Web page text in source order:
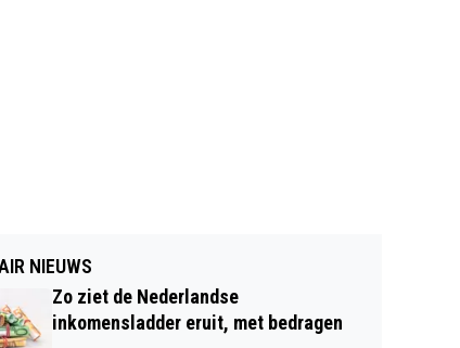
NIEUWS
Zo ziet de Nederlandse
inkomensladder eruit, met bedragen